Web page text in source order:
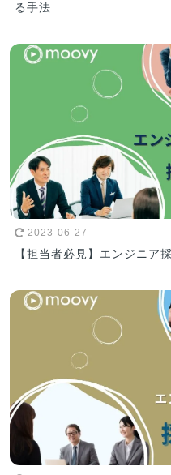
る手法
2023-06-27
【担当者必見】エンジニア